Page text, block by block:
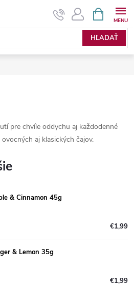
HĽADAŤ
KOŠÍK
pre chvíle oddychu aj každodenné
aj klasických čajov.
& Cinnamon 45g
€1,99
& Lemon 35g
€1,99